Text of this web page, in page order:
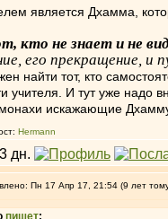
является Дхамма,
кто не знает и не
его прекращение,
найти тот, кто
учителя. И тут уже надо
искажающие
Hermann
Пн 17 Апр 17, 21:54 (9 лет
пишет: